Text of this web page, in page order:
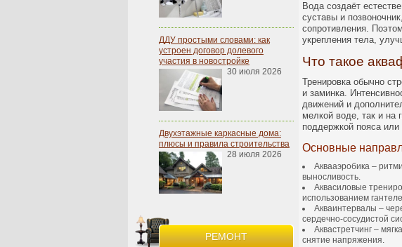
ДДУ простыми словами: как
устроен договор долевого
участия в новостройке
30 июля 2026
Двухэтажные каркасные дома:
плюсы и правила строительства
28 июля 2026
РЕМОНТ
Вода создаёт
суставы и
сопротивления.
укрепления тела,
Что такое
Тренировка обычно
и заминка.
движений и
мелкой воде, так и на
поддержкой пояса или
Основные
Аквааэробика –
выносливость.
Аквасиловые
использованием
Акваинтервалы –
сердечно-сосудистой
Аквастретчинг –
снятие напряжения.